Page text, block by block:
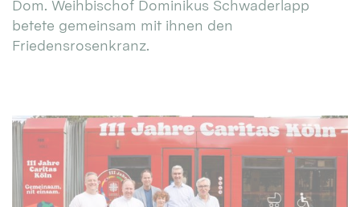
Dom. Weihbischof Dominikus Schwaderlapp
betete gemeinsam mit ihnen den
Friedensrosenkranz.